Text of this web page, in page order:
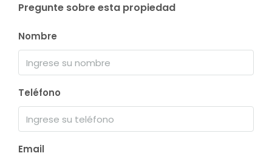
Pregunte sobre esta propiedad
Nombre
Teléfono
Email